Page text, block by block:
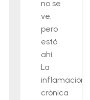
no se
ve,
pero
está
ahí.
La
inflamación
crónica